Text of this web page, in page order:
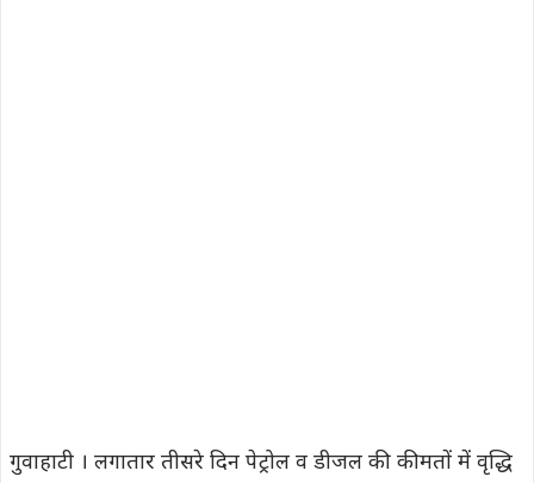
गुवाहाटी । लगातार तीसरे दिन पेट्रोल व डीजल की कीमतों में वृद्धि